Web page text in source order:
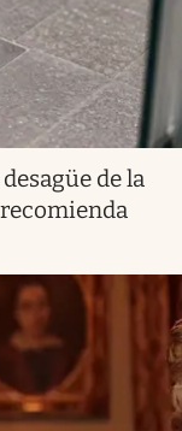
de la